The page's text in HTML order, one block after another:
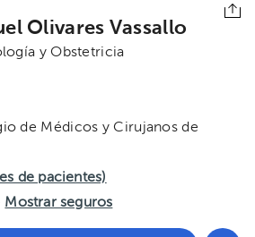
Olivares Vassallo
y Obstetricia
de Médicos y Cirujanos de
de pacientes)
Mostrar seguros